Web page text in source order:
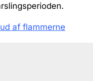
af flammerne